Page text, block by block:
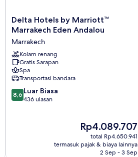
Delta
Hotels
Marriott™
Marrakech
Eden
Andalou
Marrakech
Delta Hotels by Marriott™
Marrakech Eden Andalou
Marrakech
Kolam renang
Gratis Sarapan
Spa
Transportasi bandara
8.6
dari
8,6 Luar Biasa
436 ulasan
Harga
sekarang
Rp4.089.707
Rp4.089.707
total Rp4.650.941
termasuk pajak & biaya lainnya
2 Sep - 3 Sep